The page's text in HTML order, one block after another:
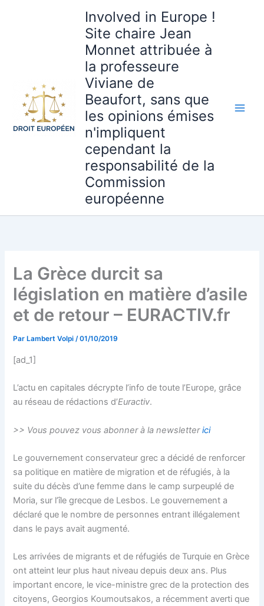
Involved in Europe !
Site chaire Jean
Monnet attribuée à
la professeure
Viviane de
Beaufort, sans que
les opinions émises
n'impliquent
cependant la
responsabilité de la
Commission
européenne
La Grèce durcit sa
législation en matière d’asile
et de retour – EURACTIV.fr
Par Lambert Volpi/01/10/2019
[ad_1]
L’actu en capitales décrypte l’info de toute l’Europe, grâce
au réseau de rédactions d’Euractiv.
>> Vous pouvez vous abonner à la newsletterici
Le gouvernement conservateur grec a décidé de renforcer
sa politique en matière de migration et de réfugiés, à la
suite du décès d’une femme dans le camp surpeuplé de
Moria, sur l’île grecque de Lesbos. Le gouvernement a
déclaré que le nombre de personnes entrant illégalement
dans le pays avait augmenté.
Les arrivées de migrants et de réfugiés de Turquie en Grèce
ont atteint leur plus haut niveau depuis deux ans. Plus
important encore, le vice-ministre grec de la protection des
citoyens, Georgios Koumoutsakos, a récemment averti que